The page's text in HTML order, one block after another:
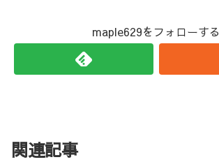
maple629をフォローする
関連記事